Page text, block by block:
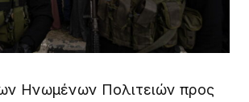
Ηνωμένων Πολιτειών προς